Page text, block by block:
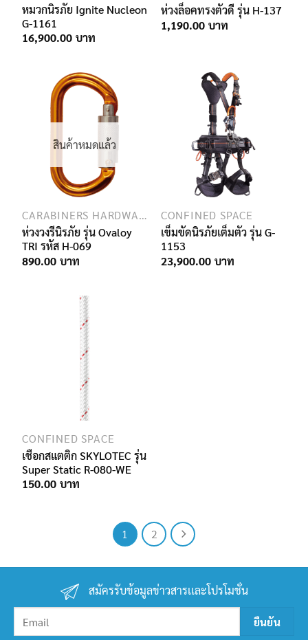
หมวกนิรภัย Ignite Nucleon
G-1161
16,900.00
ห่วงล็อคทรงตัวดี รุ่น H-137
1,190.00
สินค้าหมดแล้ว
CARABINERS HARDWARE
ห่วงวงรีนิรภัย รุ่น Ovaloy
TRI รหัส H-069
890.00
CONFINED SPACE
เข็มขัดนิรภัยเต็มตัว รุ่น G-
1153
23,900.00
CONFINED SPACE
เชือกสแตติก SKYLOTEC รุ่น
Super Static R-080-WE
150.00
1 2
สมัครรับข้อมูลข่าวสารเเละโปรโมชั่น